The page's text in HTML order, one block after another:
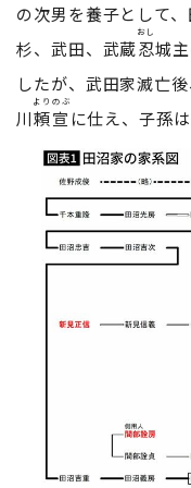
の次男を養子として
杉、武田、武蔵忍
おし
城
したが、武田家滅亡
川頼宣
よりのぶ
に仕え、子孫